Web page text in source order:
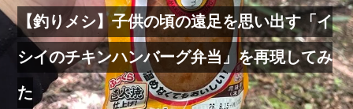
【釣りメシ】子供の頃の遠足を思い出す「イ
シイのチキンハンバーグ弁当」を再現してみ
た